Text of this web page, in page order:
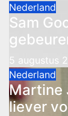
Nederland
Sam
5 augustus
Nederland
Martine
liever